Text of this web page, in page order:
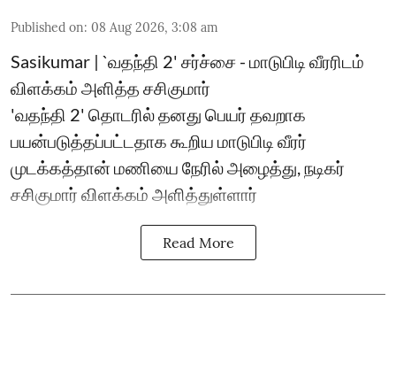
Published on: 08 Aug 2026, 3:08 am
Sasikumar | `வதந்தி 2' சர்ச்சை - மாடுபிடி வீரரிடம்
விளக்கம் அளித்த சசிகுமார்
'வதந்தி 2' தொடரில் தனது பெயர் தவறாக
பயன்படுத்தப்பட்டதாக கூறிய மாடுபிடி வீரர்
முடக்கத்தான் மணியை நேரில் அழைத்து, நடிகர்
சசிகுமார் விளக்கம் அளித்துள்ளார்
Read More